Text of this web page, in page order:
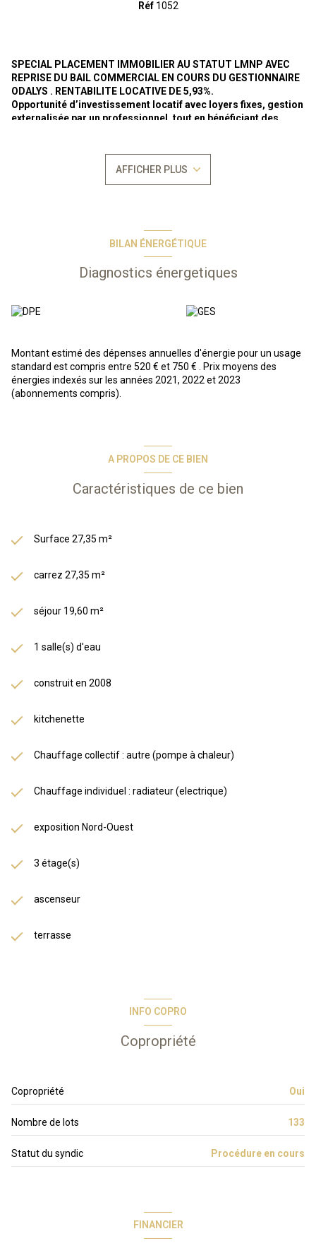
Réf 1052
SPECIAL PLACEMENT IMMOBILIER AU STATUT LMNP AVEC
REPRISE DU BAIL COMMERCIAL EN COURS DU GESTIONNAIRE
ODALYS . RENTABILITE LOCATIVE DE 5,93%.
Opportunité d’investissement locatif avec loyers fixes, gestion
externalisée par un professionnel, tout en bénéficiant des
au 31/03/2034 sous de nouvelles conditions, avec prolongation en
tacite reconduction à durée indétermniée,selon la legislation sur
L’Appart’hôtel est idéalement implanté au coeur d’Aix en
Provence, à 5 mn à pied du cours Mirabeau, de la place de la
appartements de grand confort climatisés et entièrement
services équipé avec climatisation et parking au sous-sol.
En résumé, vous achetez un bien immobilier, et Odalys s'occupe de
tout : gestion des locataires, entretien, etc. Vous bénéficiez d’une
*Photos types issues de la phototèque Odalys*
Les informations sur les risques auxquels ce bien est exposé sont
disponibles sur le site Géorisques :
AFFICHER PLUS
BILAN ÉNERGÉTIQUE
Diagnostics énergetiques
Montant estimé des dépenses annuelles d'énergie pour un usage
standard est compris entre 520 € et 750 € . Prix moyens des
énergies indexés sur les années 2021, 2022 et 2023
(abonnements compris).
A PROPOS DE CE BIEN
Caractéristiques de ce bien
Surface 27,35 m²
carrez 27,35 m²
séjour 19,60 m²
1 salle(s) d'eau
construit en 2008
kitchenette
Chauffage collectif : autre (pompe à chaleur)
Chauffage individuel : radiateur (electrique)
exposition Nord-Ouest
3 étage(s)
ascenseur
terrasse
INFO COPRO
Copropriété
Copropriété Oui
Nombre de lots 133
Statut du syndic Procédure en cours
FINANCIER